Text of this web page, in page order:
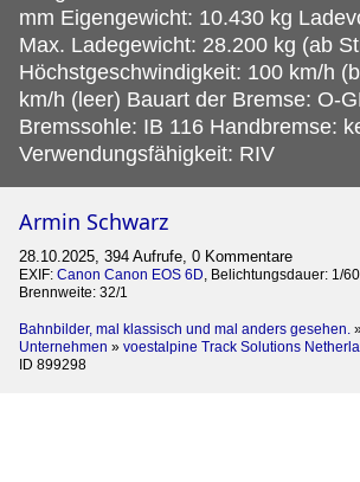
mm Eigengewicht: 10.430 kg
Max. Ladegewicht: 28.200 kg (ab
Höchstgeschwindigkeit: 100 km/h
km/h (leer) Bauart der Bremse: O-
Bremssohle: IB 116 Handbremse:
Verwendungsfähigkeit: RIV
Armin Schwarz
28.10.2025, 394 Aufrufe, 0 Kommentare
EXIF: Canon Canon EOS 6D, Belichtungsdauer: 1/
Brennweite: 32/1
Bahnbilder, mal klassisch und mal anders gesehen.
Unternehmen » voestalpine Track Solutions
ID 899298